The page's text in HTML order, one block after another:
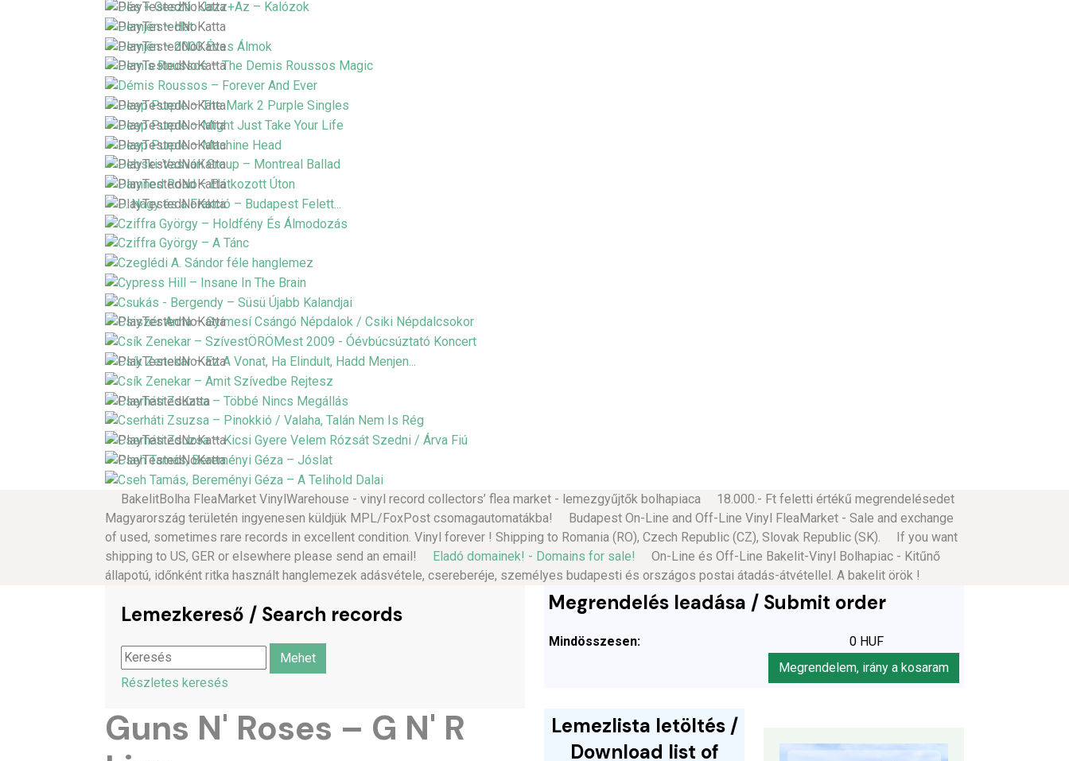
BakelitBolha FleaMarket VinylWarehouse - vinyl record collectors’ flea market - lemezgyűjtők bolhapiaca 18.000.- Ft feletti értékű megrendelésedet
Magyarország területén ingyenesen küldjük MPL/FoxPost csomagautomatákba! Budapest On-Line and Off-Line Vinyl FleaMarket - Sale and exchange
of used, sometimes rare records in excellent condition. Vinyl forever ! Shipping to Romania (RO), Czech Republic (CZ), Slovak Republic (SK). If you want
shipping to US, GER or elsewhere please send an email! Eladó domainek! - Domains for sale!
On-Line és Off-Line Bakelit-Vinyl Bolhapiac - Kitűnő
állapotú, időnként ritka használt hanglemezek adásvétele, csereberéje, személyes budapesti és országos postai átadás-átvétellel. A bakelit örök !
Lemezkereső / Search records
Részletes keresés
Megrendelés leadása / Submit order
Mindösszesen:
0 HUF
Megrendelem, irány a kosaram
Guns N' Roses – G N' R
Lemezlista letöltés /
Download list of